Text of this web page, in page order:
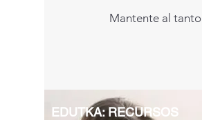
Mantente al tanto
EDUTKA: RECURSOS